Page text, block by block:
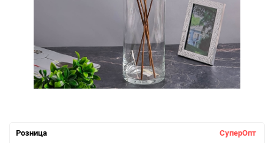
Розница СуперОпт